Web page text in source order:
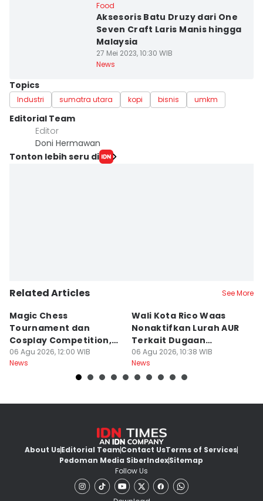
Food
Aksesoris Batu Druzy dari One
Seven Craft Laris Manis hingga
Malaysia
27 Mei 2023, 10:30 WIB
News
Topics
Industri sumatra utara kopi bisnis umkm
Editorial Team
Editor
Doni Hermawan
Tonton lebih seru di
Related Articles See More
Magic Chess
Tournament dan
Cosplay Competition,
Catat Tanggalnya
06 Agu 2026, 12:00 WIB
News
Wali Kota Rico Waas
Nonaktifkan Lurah AUR
Terkait Dugaan
Pungutan Liar
06 Agu 2026, 10:38 WIB
News
About UsEditorial TeamContact UsTerms of Services
Pedoman Media SiberIndexSitemap
Follow Us